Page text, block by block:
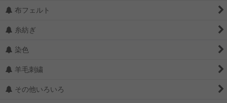
布フェルト
糸紡ぎ
染色
羊毛刺繍
その他いろいろ